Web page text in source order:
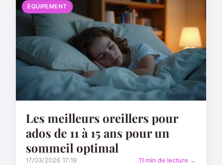
ÉQUIPEMENT
Les meilleurs oreillers pour
ados de 11 à 15 ans pour un
sommeil optimal
17/03/2026 17:19 11 min de lecture →